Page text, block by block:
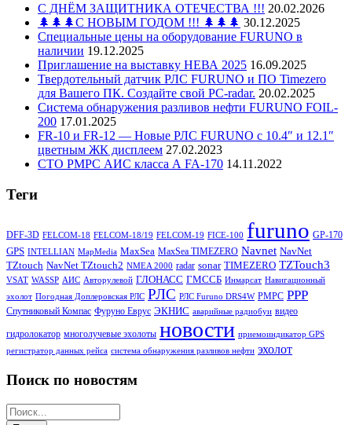
С ДНЁМ ЗАЩИТНИКА ОТЕЧЕСТВА !!! 20.02.2026
🌲🌲🌲С НОВЫМ ГОДОМ !!! 🌲🌲🌲 30.12.2025
Специальные цены на оборудование FURUNO в
наличии 19.12.2025
Приглашение на выставку НЕВА 2025 16.09.2025
Твердотельный датчик РЛС FURUNO и ПО Timezero
для Вашего ПК. Создайте свой PC-radar. 20.02.2025
Система обнаружения разливов нефти FURUNO FOIL-
200 17.01.2025
FR-10 и FR-12 — Новые РЛС FURUNO c 10.4″ и 12.1″
цветным ЖК дисплеем 27.02.2023
СТО РМРС АИС класса А FA-170 14.11.2022
Теги
DFF-3D FELCOM-18 FELCOM-18/19 FELCOM-19 FICE-100 furuno GP-170
GPS INTELLIAN MapMedia MaxSea MaxSea TIMEZERO Navnet NavNet
TZtouch NavNet TZtouch2 NMEA 2000 radar sonar TIMEZERO TZTouch3
VSAT WASSP АИС Авторулевой ГЛОНАСС ГМССБ Инмарсат Навигационный
эхолот Погодная Доплеровская РЛС РЛС РЛС Furuno DRS4W РМРС РРР
Спутниковый Компас Фуруно Еврус ЭКНИС аварийные радиобуи видео
гидролокатор многолучевые эхолоты новости приемоиндикатор GPS
регистратор данных рейса система обнаружения разливов нефти эхолот
Поиск по новостям